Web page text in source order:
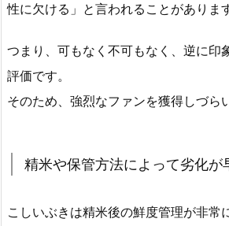
性に欠ける」と言われることがあります
つまり、可もなく不可もなく、逆に印
評価です。
そのため、強烈なファンを獲得しづら
精米や保管方法によって劣化が
こしいぶきは精米後の鮮度管理が非常